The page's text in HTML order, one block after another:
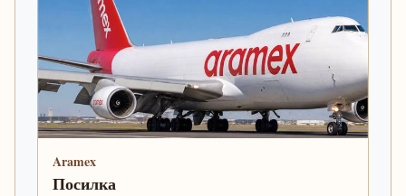
Aramex
Посилка